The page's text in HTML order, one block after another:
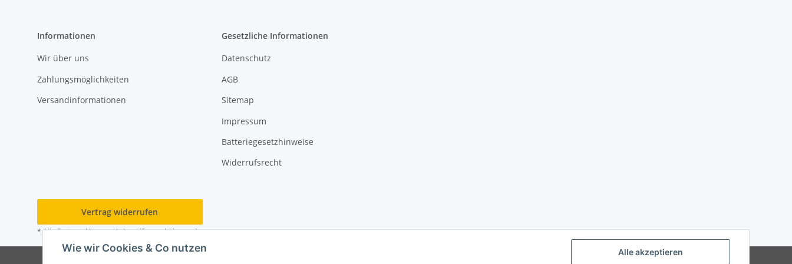
Alle akzeptieren
Wie wir Cookies & Co nutzen
Informationen
Wir über uns
Zahlungsmöglichkeiten
Versandinformationen
Gesetzliche Informationen
Datenschutz
AGB
Sitemap
Impressum
Batteriegesetzhinweise
Widerrufsrecht
Vertrag widerrufen
* Alle Preise inkl. gesetzlicher USt., zzgl.Versand